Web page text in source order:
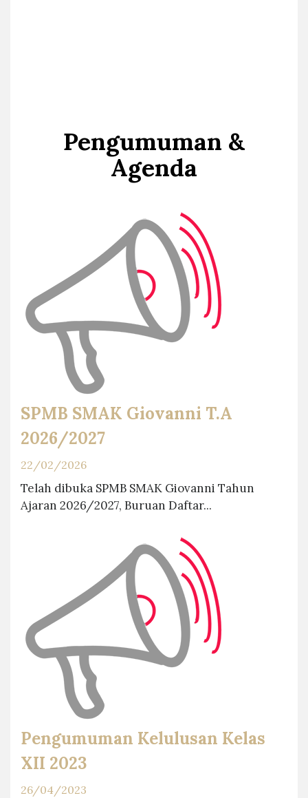
Pengumuman &
Agenda
SPMB SMAK Giovanni T.A
2026/2027
22/02/2026
Telah dibuka SPMB SMAK Giovanni Tahun
Ajaran 2026/2027, Buruan Daftar...
Pengumuman Kelulusan Kelas
XII 2023
26/04/2023